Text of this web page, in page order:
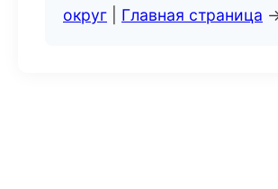
округ
Главная страница